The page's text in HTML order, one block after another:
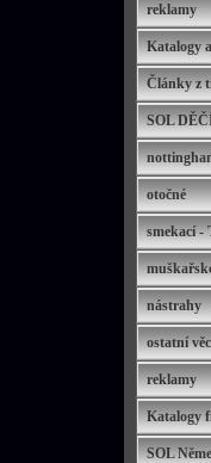
reklamy
Katalogy
Články z
SOL
otočné
smekací -
nástrahy
ostatní
reklamy
Katalogy
SOL